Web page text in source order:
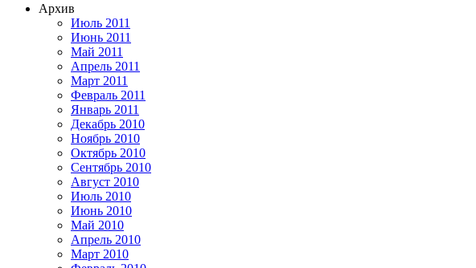
Архив
Июль 2011
Июнь 2011
Май 2011
Апрель 2011
Март 2011
Февраль 2011
Январь 2011
Декабрь 2010
Ноябрь 2010
Октябрь 2010
Сентябрь 2010
Август 2010
Июль 2010
Июнь 2010
Май 2010
Апрель 2010
Март 2010